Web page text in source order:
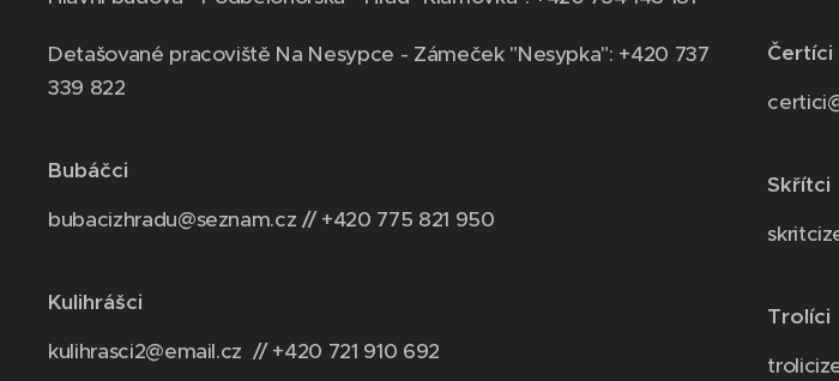
Detašované pracoviště Na Nesypce - Zámeček "Nesypka": +420 737
339 822
Bubáčci
bubacizhradu@seznam.cz // +420 775 821 950
Kulihrášci
kulihrasci2@email.cz // +420 721 910 692
Čertíci
Skřítci
Trolíci